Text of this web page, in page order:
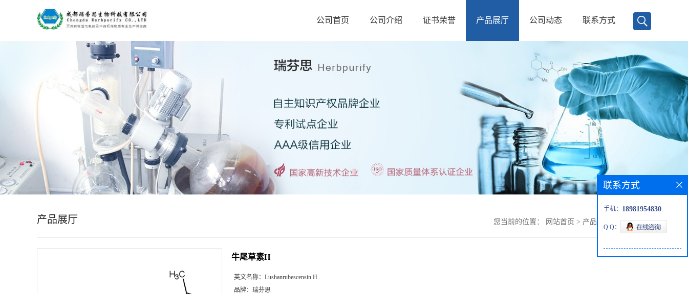
司
介
公司首页 公司介绍 证书荣誉 产品展厅 公司动态 联系方式
产品展厅 您当前的位置： 网站首页 > 产品展厅 牛尾草素H
牛尾草素H
英文名称： Lushanrubescensin H
品牌： 瑞芬思
联系方式
手机： 18981954830
Q Q：